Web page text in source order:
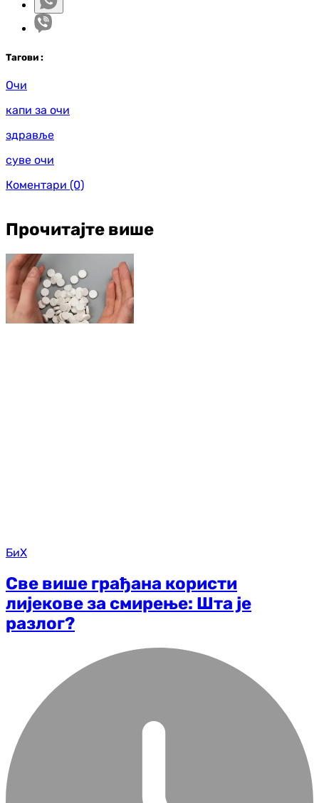
Тагови :
Очи
капи за очи
здравље
суве очи
Коментари (0)
Прочитајте више
БиХ
Све више грађана користи
лијекове за смирење: Шта је
разлог?